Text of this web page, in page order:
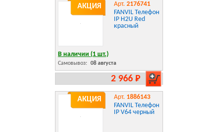
АКЦИЯ Арт. 2176741
FANVIL Телефон
IP H2U Red
красный
В наличии (1 шт.)
Самовывоз: 08 августа
2 966 Р
АКЦИЯ Арт. 1886143
FANVIL Телефон
IP V64 черный